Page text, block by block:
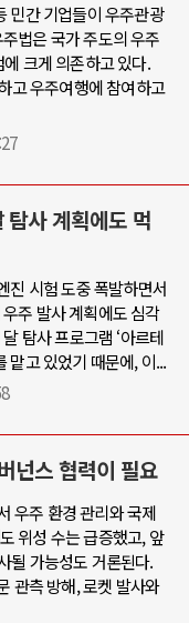
민간 기업들이 우주관광
법은 국가 주도의 우주
크게 의존하고 있다.
고 우주여행에 참여하고
사 계획에도 먹
진 시험 도중 폭발하면서
주 발사 계획에도 심각
탐사 프로그램 ‘아르테
맡고 있었기 때문에, 이...
넌스 협력이 필요
우주 환경 관리와 국제
위성 수는 급증했고, 앞
될 가능성도 거론된다.
관측 방해, 로켓 발사와